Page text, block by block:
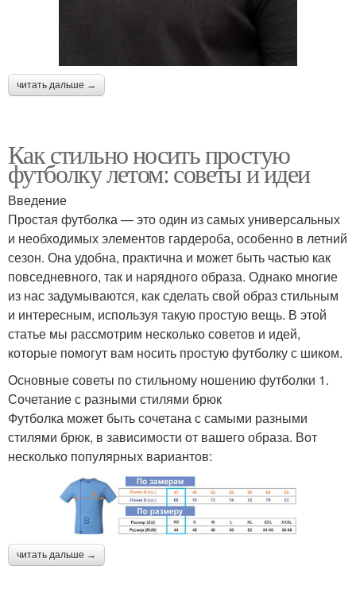
читать дальше →
Как стильно носить простую
футболку летом: советы и идеи
Введение
Простая футболка — это один из самых универсальных
и необходимых элементов гардероба, особенно в летний
сезон. Она удобна, практична и может быть частью как
повседневного, так и нарядного образа. Однако многие
из нас задумываются, как сделать свой образ стильным
и интересным, используя такую простую вещь. В этой
статье мы рассмотрим несколько советов и идей,
которые помогут вам носить простую футболку с шиком.
Основные советы по стильному ношению футболки 1.
Сочетание с разными стилями брюк
Футболка может быть сочетана с самыми разными
стилями брюк, в зависимости от вашего образа. Вот
несколько популярных вариантов:
читать дальше →